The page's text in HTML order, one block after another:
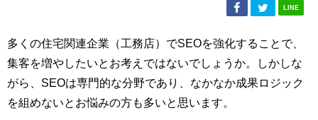
LINE
多くの住宅関連企業（工務店）でSEOを強化することで、
集客を増やしたいとお考えではないでしょうか。しかしな
がら、SEOは専門的な分野であり、なかなか成果ロジック
を組めないとお悩みの方も多いと思います。